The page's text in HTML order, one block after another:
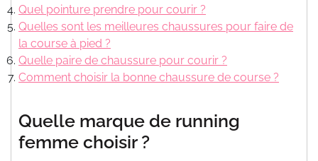
Quel pointure prendre pour courir ?
Quelles sont les meilleures chaussures pour faire de
la course à pied ?
Quelle paire de chaussure pour courir ?
Comment choisir la bonne chaussure de course ?
Quelle marque de running
femme choisir ?